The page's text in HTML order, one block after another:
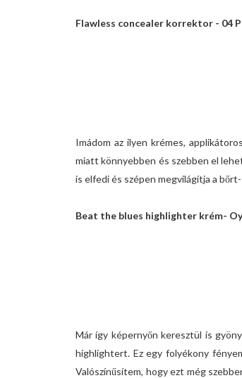
Flawless concealer korrektor - 04
Imádom az ilyen krémes,
miatt könnyebben és szebben el
is elfedi és szépen megvilágítja a
Beat the blues highlighter krém-
Már így képernyőn keresztül is
highlightert. Ez egy folyékony
Valószínűsítem, hogy ezt még